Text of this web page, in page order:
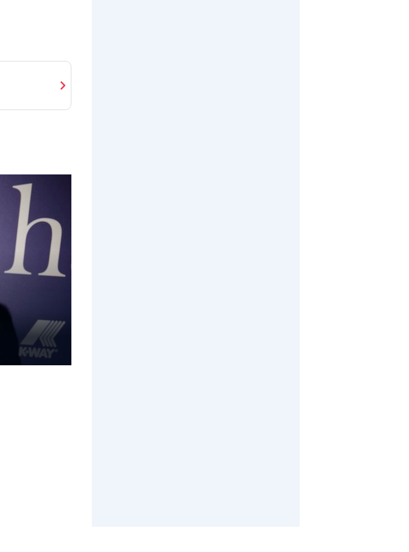
chevron_right